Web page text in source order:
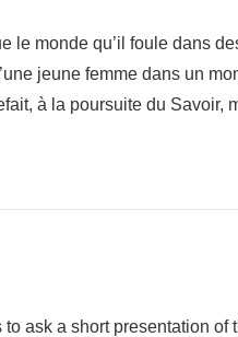
le monde qu’il foule dans
jeune femme dans un
à la poursuite du Savoir,
ask a short presentation of